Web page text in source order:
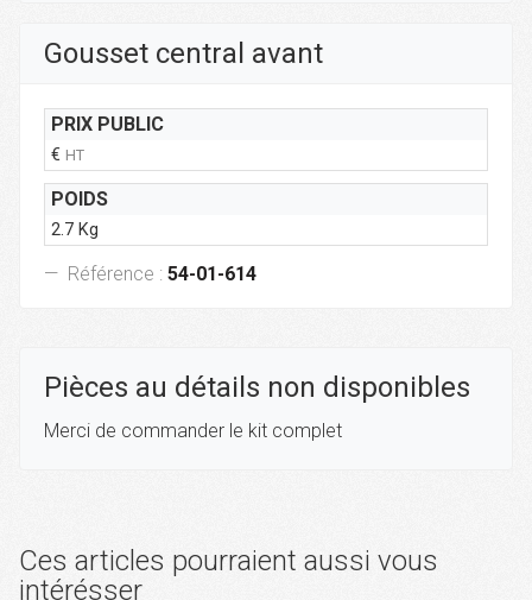
Gousset central avant
PRIX PUBLIC
€ HT
POIDS
2.7 Kg
Référence : 54-01-614
Pièces au détails non disponibles
Merci de commander le kit complet
Ces articles pourraient aussi vous
intérésser